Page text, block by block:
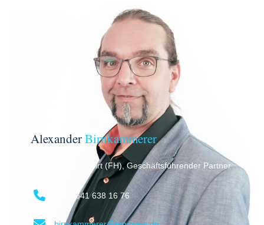
AlexanderBirnkammerer
Diplom Betriebswirt (FH), Geschäftsführender Partner
+49 3641 638 16 76